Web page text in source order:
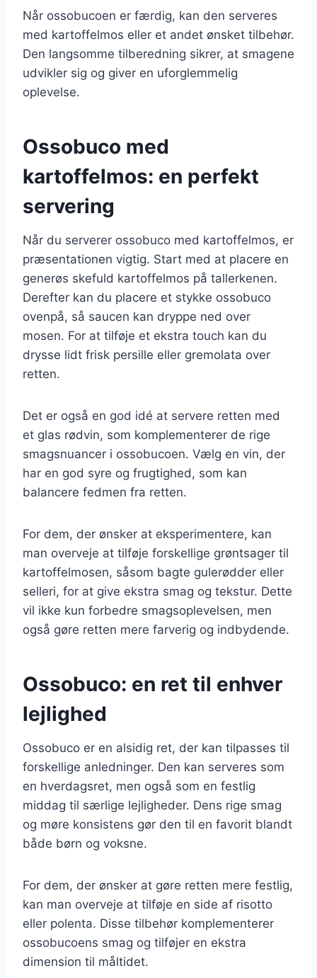
Når ossobucoen er færdig, kan den serveres
med kartoffelmos eller et andet ønsket tilbehør.
Den langsomme tilberedning sikrer, at smagene
udvikler sig og giver en uforglemmelig
oplevelse.
Ossobuco med
kartoffelmos: en perfekt
servering
Når du serverer ossobuco med kartoffelmos, er
præsentationen vigtig. Start med at placere en
generøs skefuld kartoffelmos på tallerkenen.
Derefter kan du placere et stykke ossobuco
ovenpå, så saucen kan dryppe ned over
mosen. For at tilføje et ekstra touch kan du
drysse lidt frisk persille eller gremolata over
retten.
Det er også en god idé at servere retten med
et glas rødvin, som komplementerer de rige
smagsnuancer i ossobucoen. Vælg en vin, der
har en god syre og frugtighed, som kan
balancere fedmen fra retten.
For dem, der ønsker at eksperimentere, kan
man overveje at tilføje forskellige grøntsager til
kartoffelmosen, såsom bagte gulerødder eller
selleri, for at give ekstra smag og tekstur. Dette
vil ikke kun forbedre smagsoplevelsen, men
også gøre retten mere farverig og indbydende.
Ossobuco: en ret til enhver
lejlighed
Ossobuco er en alsidig ret, der kan tilpasses til
forskellige anledninger. Den kan serveres som
en hverdagsret, men også som en festlig
middag til særlige lejligheder. Dens rige smag
og møre konsistens gør den til en favorit blandt
både børn og voksne.
For dem, der ønsker at gøre retten mere festlig,
kan man overveje at tilføje en side af risotto
eller polenta. Disse tilbehør komplementerer
ossobucoens smag og tilføjer en ekstra
dimension til måltidet.